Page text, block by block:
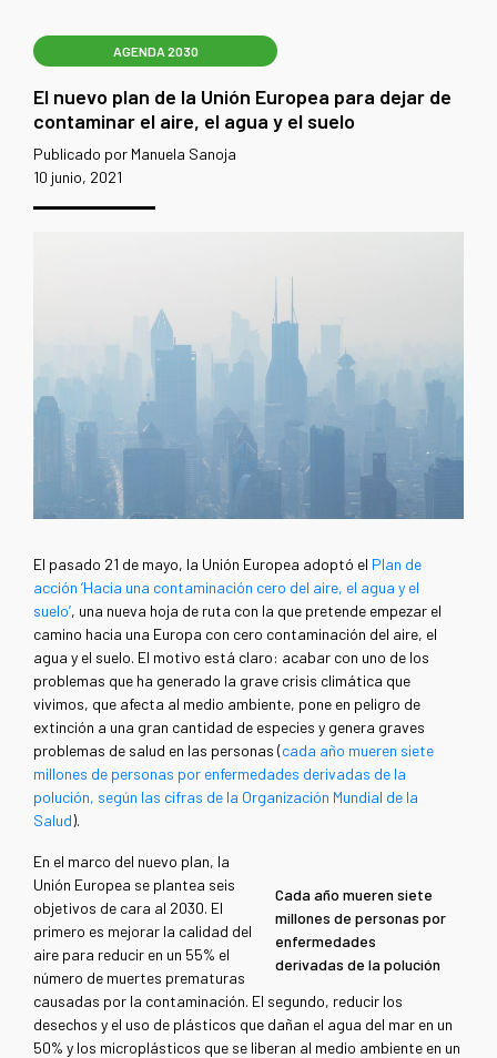
AGENDA 2030
El nuevo plan de la Unión Europea para dejar de
contaminar el aire, el agua y el suelo
Publicado por Manuela Sanoja
10 junio, 2021
El pasado 21 de mayo, la Unión Europea adoptó el Plan de
acción ‘Hacia una contaminación cero del aire, el agua y el
suelo’, una nueva hoja de ruta con la que pretende empezar el
camino hacia una Europa con cero contaminación del aire, el
agua y el suelo. El motivo está claro: acabar con uno de los
problemas que ha generado la grave crisis climática que
vivimos, que afecta al medio ambiente, pone en peligro de
extinción a una gran cantidad de especies y genera graves
problemas de salud en las personas (cada año mueren siete
millones de personas por enfermedades derivadas de la
polución, según las cifras de la Organización Mundial de la
Salud).
Cada año mueren siete
millones de personas por
enfermedades
derivadas de la polución
En el marco del nuevo plan, la
Unión Europea se plantea seis
objetivos de cara al 2030. El
primero es mejorar la calidad del
aire para reducir en un 55% el
número de muertes prematuras
causadas por la contaminación. El segundo, reducir los
desechos y el uso de plásticos que dañan el agua del mar en un
50% y los microplásticos que se liberan al medio ambiente en un